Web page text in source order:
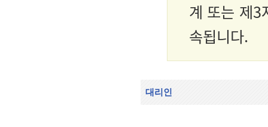
계 또는 제3
속됩니다.
대리인